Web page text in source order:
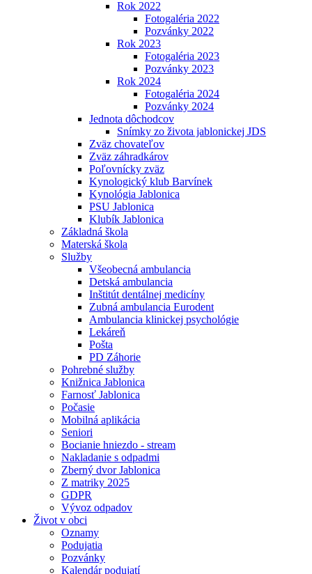
Rok 2022
Fotogaléria 2022
Pozvánky 2022
Rok 2023
Fotogaléria 2023
Pozvánky 2023
Rok 2024
Fotogaléria 2024
Pozvánky 2024
Jednota dôchodcov
Snímky zo života jablonickej JDS
Zväz chovateľov
Zväz záhradkárov
Poľovnícky zväz
Kynologický klub Barvínek
Kynológia Jablonica
PSU Jablonica
Klubík Jablonica
Základná škola
Materská škola
Služby
Všeobecná ambulancia
Detská ambulancia
Inštitút dentálnej medicíny
Zubná ambulancia Eurodent
Ambulancia klinickej psychológie
Lekáreň
Pošta
PD Záhorie
Pohrebné služby
Knižnica Jablonica
Farnosť Jablonica
Počasie
Mobilná aplikácia
Seniori
Bocianie hniezdo - stream
Nakladanie s odpadmi
Zberný dvor Jablonica
Z matriky 2025
GDPR
Vývoz odpadov
Život v obci
Oznamy
Podujatia
Pozvánky
Kalendár podujatí